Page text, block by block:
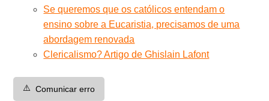
Se queremos que os católicos entendam o
ensino sobre a Eucaristia, precisamos de uma
abordagem renovada
Clericalismo? Artigo de Ghislain Lafont
⚠️ Comunicar erro